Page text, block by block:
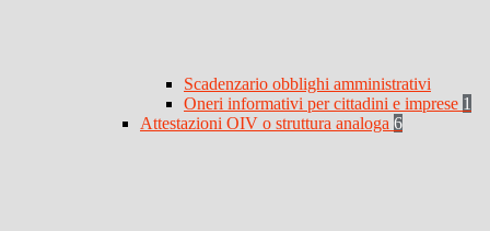
Scadenzario obblighi amministrativi
Oneri informativi per cittadini e imprese 1
Attestazioni OIV o struttura analoga 6